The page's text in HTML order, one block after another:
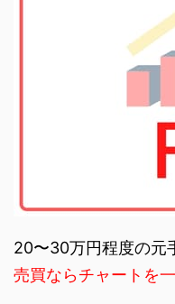
20〜30万円程度の元
売買ならチャートを